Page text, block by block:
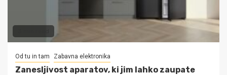
Od tu in tam Zabavna elektronika
Zanesljivost aparatov, ki jim lahko zaupate